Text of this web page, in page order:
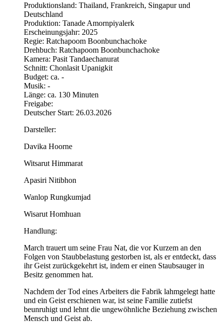
Produktionsland: Thailand, Frankreich, Singapur und
Deutschland
Produktion: Tanade Amornpiyalerk
Erscheinungsjahr: 2025
Regie: Ratchapoom Boonbunchachoke
Drehbuch: Ratchapoom Boonbunchachoke
Kamera: Pasit Tandaechanurat
Schnitt: Chonlasit Upanigkit
Budget: ca. -
Musik: -
Länge: ca. 130 Minuten
Freigabe:
Deutscher Start: 26.03.2026
Darsteller:
Davika Hoorne
Witsarut Himmarat
Apasiri Nitibhon
Wanlop Rungkumjad
Wisarut Homhuan
Handlung:
March trauert um seine Frau Nat, die vor Kurzem an den
Folgen von Staubbelastung gestorben ist, als er entdeckt, dass
ihr Geist zurückgekehrt ist, indem er einen Staubsauger in
Besitz genommen hat.
Nachdem der Tod eines Arbeiters die Fabrik lahmgelegt hatte
und ein Geist erschienen war, ist seine Familie zutiefst
beunruhigt und lehnt die ungewöhnliche Beziehung zwischen
Mensch und Geist ab.